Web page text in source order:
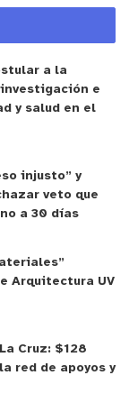
sino que
de las
comentó “un
pioneras con
que entrega
de las
que pueden
cierto, a la
la iniciativa y,
de padres y
José, porque
año 2022,
la energía de
se
a la
e
y salud en el
injusto” y
veto que
a 30 días
Arquitectura UV
Cruz: $128
red de apoyos y